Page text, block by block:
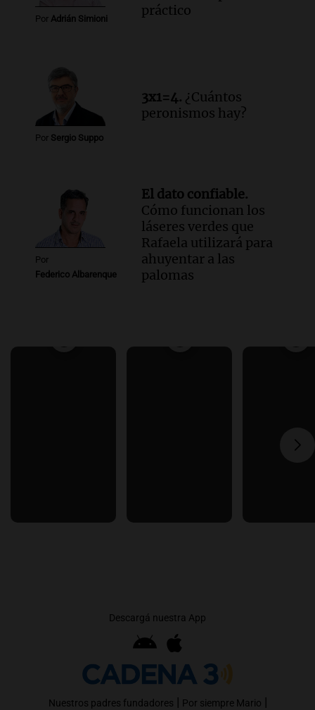
Por Adrián Simioni
práctico
Por Sergio Suppo
3x1=4. ¿Cuántos
peronismos hay?
Por
Federico Albarenque
El dato confiable.
Cómo funcionan los
láseres verdes que
Rafaela utilizará para
ahuyentar a las
palomas
Descargá nuestra App
Nuestros padres fundadores | Por siempre Mario |